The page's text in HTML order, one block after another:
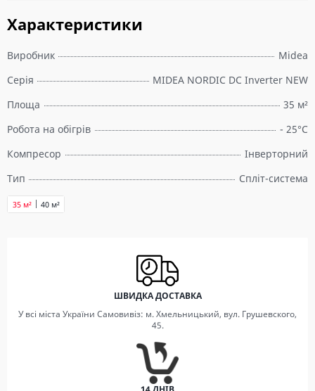
Характеристики
Виробник
Midea
Серія
MIDEA NORDIC DC Inverter NEW
Площа
35 м²
Робота на обігрів
- 25°C
Компресор
Інверторний
Тип
Спліт-система
35 м² 40 м²
ШВИДКА ДОСТАВКА
У всі міста України Самовивіз: м. Хмельницький, вул. Грушевского,
45.